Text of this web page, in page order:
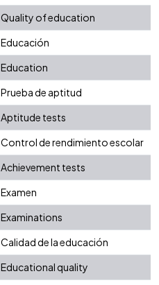
Quality of education
Educación
Education
Prueba de aptitud
Aptitude tests
Control de rendimiento escolar
Achievement tests
Examen
Examinations
Calidad de la educación
Educational quality